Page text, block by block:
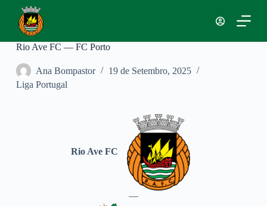
aRio Ave FC — FC Porto
Ana Bompastor
19 de Setembro, 2025
Liga Portugal
Rio Ave FC
—